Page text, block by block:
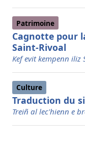
Patrimoine
Cagnotte pour
Saint-Rivoal
Kef evit kempenn iliz
Culture
Traduction du
Treiñ al lec'hienn e